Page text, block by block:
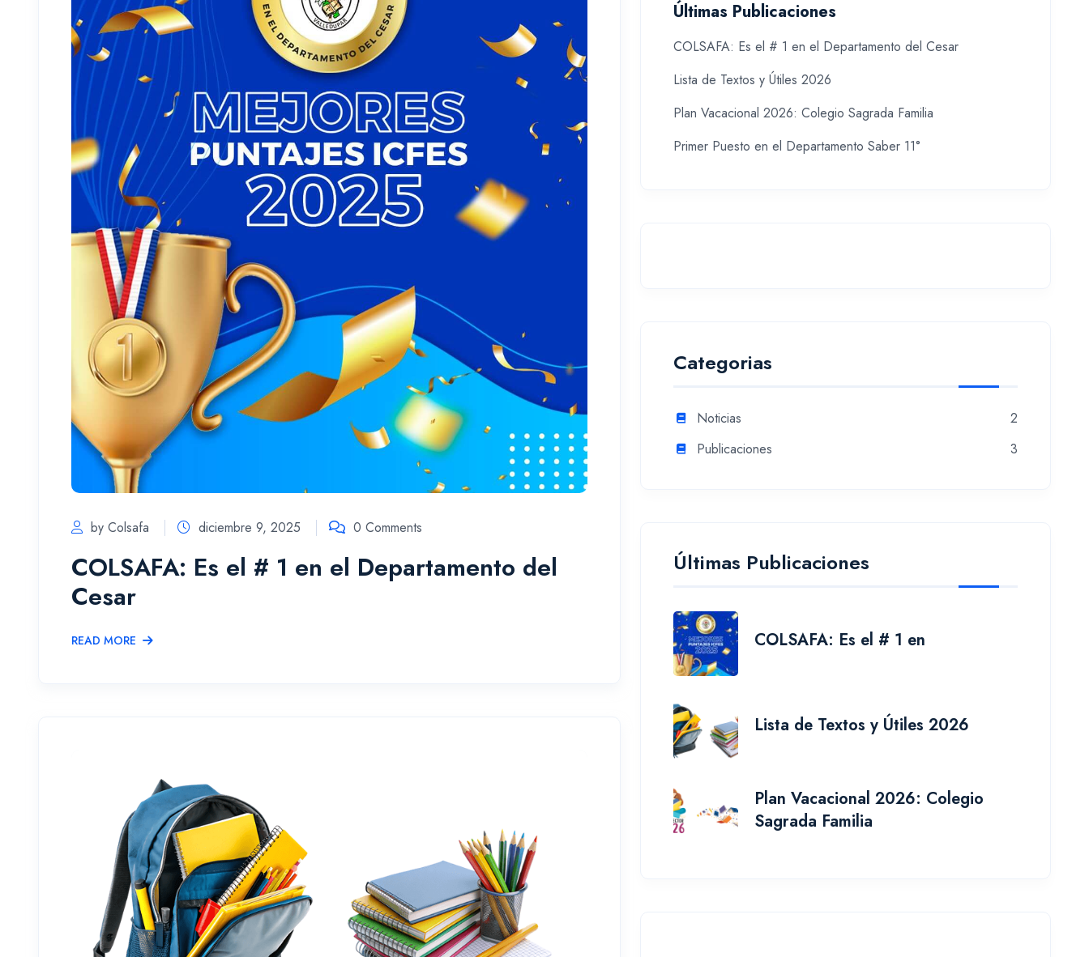
by Colsafa diciembre 9, 2025 0 Comments
COLSAFA: Es el # 1 en el Departamento del
Cesar
READ MORE
Últimas Publicaciones
COLSAFA: Es el # 1 en el Departamento del Cesar
Lista de Textos y Útiles 2026
Plan Vacacional 2026: Colegio Sagrada Familia
Primer Puesto en el Departamento Saber 11°
Categorias
Noticias
2
Publicaciones
3
Últimas Publicaciones
COLSAFA: Es el # 1 en
Lista de Textos y Útiles 2026
Plan Vacacional 2026: Colegio
Sagrada Familia